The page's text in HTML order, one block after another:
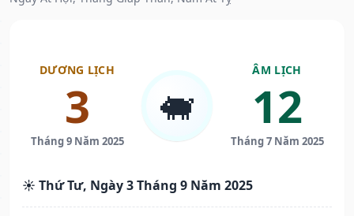
DƯƠNG LỊCH
3
Tháng 9 Năm 2025
🐖
ÂM LỊCH
12
Tháng 7 Năm 2025
☀️ Thứ Tư, Ngày 3 Tháng 9 Năm 2025